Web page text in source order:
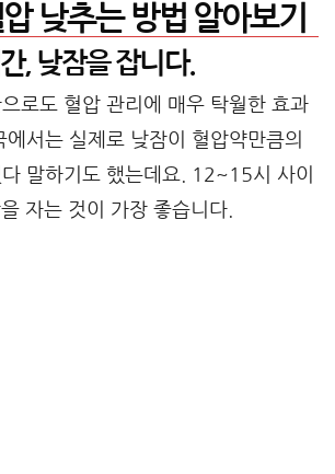
낮추는 방법 알아보기
, 낮잠을 잡니다.
로도 혈압 관리에 매우 탁월한 효과
에서는 실제로 낮잠이 혈압약만큼의
말하기도 했는데요. 12~15시 사이
자는 것이 가장 좋습니다.